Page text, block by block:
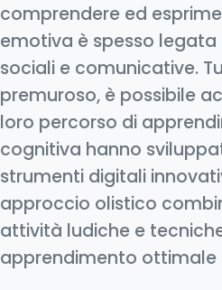
comprendere ed
emotiva è spesso
sociali e comunicative.
premuroso, è possibile
loro percorso di
cognitiva hanno
strumenti digitali
approccio olistico
attività ludiche e
apprendimento ottimale